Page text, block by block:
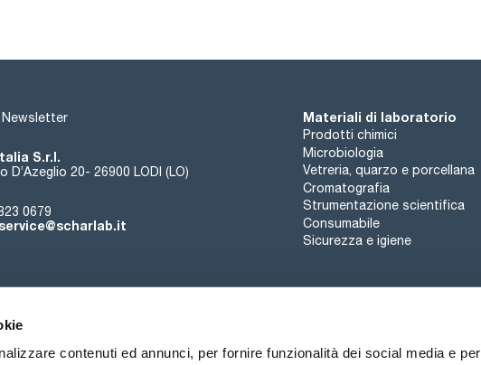
contenuti ed annunci, per fornire funzionalità dei social media e per
Newsletter
S.r.l.
D’Azeglio 20- 26900 LODI (LO)
0679
Materiali di laboratorio
Prodotti chimici
Microbiologia
Vetreria, quarzo e porcellana
Cromatografia
Strumentazione scientifica
Consumabile
Sicurezza e igiene